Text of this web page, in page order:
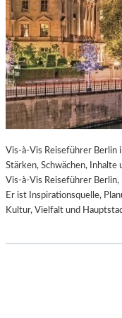
Vis-à-Vis Reiseführer Berlin
Stärken, Schwächen,
Vis-à-Vis Reiseführer Berlin,
Er ist Inspirationsquelle,
Kultur, Vielfalt und